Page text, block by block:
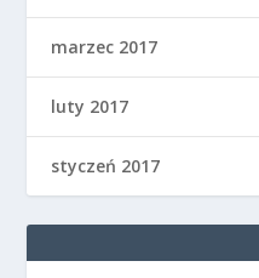
marzec 2017
luty 2017
styczeń 2017